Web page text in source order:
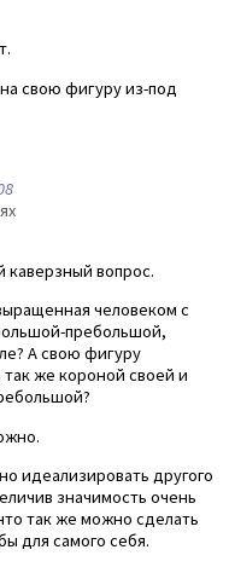
свою фигуру из-под
каверзный вопрос.
человеком с
пребольшой,
А свою фигуру
же короной своей и
идеализировать другого
значимость очень
так же можно сделать
для самого себя.